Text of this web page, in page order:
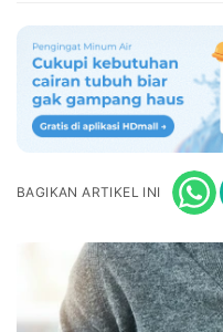
BAGIKAN ARTIKEL INI